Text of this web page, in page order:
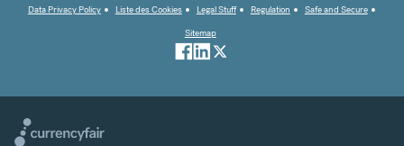
Data Privacy Policy
Liste des Cookies Legal Stuff Regulation
Safe and Secure
Sitemap